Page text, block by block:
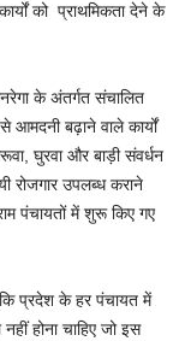
को प्राथमिकता देने के
के अंतर्गत संचालित
आमदनी बढ़ाने वाले कार्यों
घुरवा और बाड़ी संवर्धन
रोजगार उपलब्ध कराने
पंचायतों में शुरू किए गए
कि प्रदेश के हर पंचायत में
होना चाहिए जो इस